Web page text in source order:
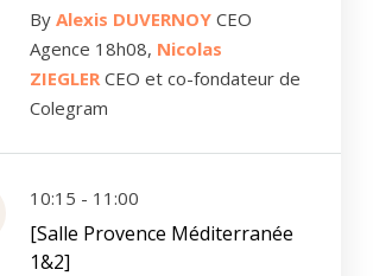
By Alexis DUVERNOY CEO
Agence 18h08, Nicolas
ZIEGLER CEO et co-fondateur de
Colegram
10:15 - 11:00
[Salle Provence Méditerranée
1&2]